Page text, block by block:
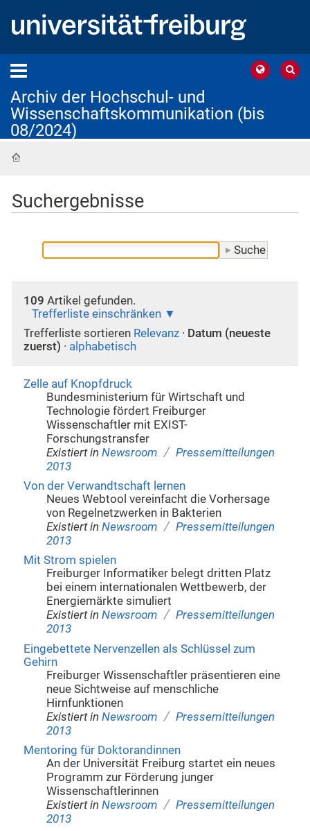
Archiv der Hochschul- und
Wissenschaftskommunikation (bis
08/2024)
Suchergebnisse
109 Artikel gefunden.
Trefferliste einschränken
Trefferliste sortieren Relevanz · Datum (neueste
zuerst) · alphabetisch
Zelle auf Knopfdruck
Bundesministerium für Wirtschaft und
Technologie fördert Freiburger
Wissenschaftler mit EXIST-
Forschungstransfer
Existiert in Newsroom / Pressemitteilungen
2013
Von der Verwandtschaft lernen
Neues Webtool vereinfacht die Vorhersage
von Regelnetzwerken in Bakterien
Existiert in Newsroom / Pressemitteilungen
2013
Mit Strom spielen
Freiburger Informatiker belegt dritten Platz
bei einem internationalen Wettbewerb, der
Energiemärkte simuliert
Existiert in Newsroom / Pressemitteilungen
2013
Eingebettete Nervenzellen als Schlüssel zum
Gehirn
Freiburger Wissenschaftler präsentieren eine
neue Sichtweise auf menschliche
Hirnfunktionen
Existiert in Newsroom / Pressemitteilungen
2013
Mentoring für Doktorandinnen
An der Universität Freiburg startet ein neues
Programm zur Förderung junger
Wissenschaftlerinnen
Existiert in Newsroom / Pressemitteilungen
2013